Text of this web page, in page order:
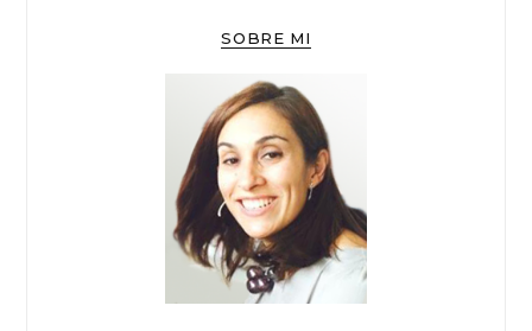
SOBRE MI